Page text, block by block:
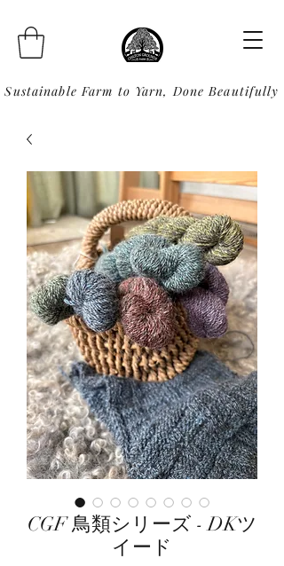
Sustainable Farm to Yarn, Done Beautifully
CGF 鳥類シリーズ - DKツ
イード